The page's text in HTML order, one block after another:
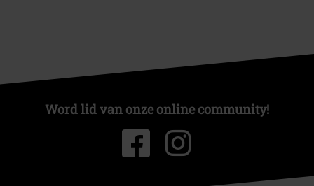
Word lid van onze online community!